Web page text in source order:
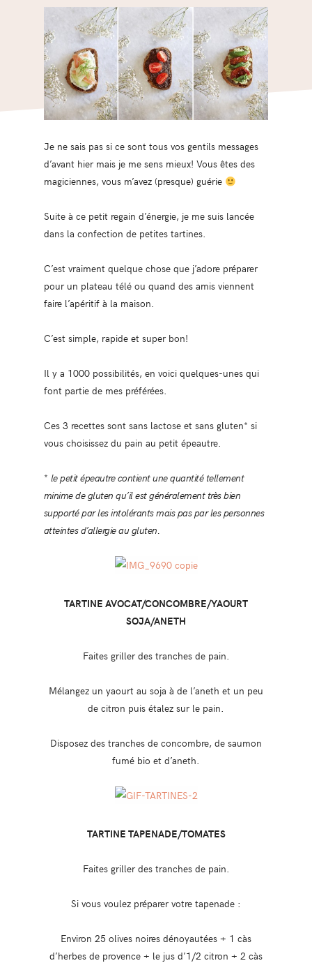
Je ne sais pas si ce sont tous vos gentils messages
d’avant hier mais je me sens mieux! Vous êtes des
magiciennes, vous m’avez (presque) guérie
Suite à ce petit regain d’énergie, je me suis lancée
dans la confection de petites tartines.
C’est vraiment quelque chose que j’adore préparer
pour un plateau télé ou quand des amis viennent
faire l’apéritif à la maison.
C’est simple, rapide et super bon!
Il y a 1000 possibilités, en voici quelques-unes qui
font partie de mes préférées.
Ces 3 recettes sont sans lactose et sans gluten* si
vous choisissez du pain au petit épeautre.
* le petit épeautre contient une quantité tellement
minime de gluten qu’il est généralement très bien
supporté par les intolérants mais pas par les personnes
atteintes d’allergie au gluten.
TARTINE AVOCAT/CONCOMBRE/YAOURT
SOJA/ANETH
Faites griller des tranches de pain.
Mélangez un yaourt au soja à de l’aneth et un peu
de citron puis étalez sur le pain.
Disposez des tranches de concombre, de saumon
fumé bio et d’aneth.
TARTINE TAPENADE/TOMATES
Faites griller des tranches de pain.
Si vous voulez préparer votre tapenade :
Environ 25 olives noires dénoyautées + 1 càs
d’herbes de provence + le jus d’1/2 citron + 2 càs